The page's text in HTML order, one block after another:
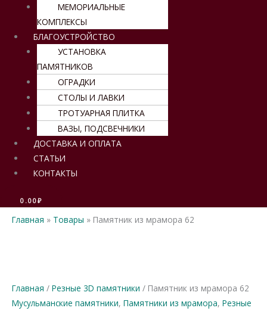
МЕМОРИАЛЬНЫЕ
КОМПЛЕКСЫ
БЛАГОУСТРОЙСТВО
УСТАНОВКА
ПАМЯТНИКОВ
ОГРАДКИ
СТОЛЫ И ЛАВКИ
ТРОТУАРНАЯ ПЛИТКА
ВАЗЫ, ПОДСВЕЧНИКИ
ДОСТАВКА И ОПЛАТА
СТАТЬИ
КОНТАКТЫ
0.00₽
Главная Товары Памятник из мрамора 62
Главная / Резные 3D памятники / Памятник из мрамора 62
Мусульманские памятники, Памятники из мрамора, Резные